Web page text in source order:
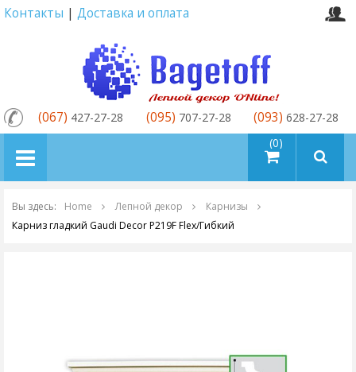
Контакты | Доставка и оплата
товаров (0)
(067) 427-27-28 (095) 707-27-28 (093) 628-27-28
Вы здесь: Home Лепной декор
Карнизы
Карниз гладкий Gaudi Decor P219F Flex/Гибкий